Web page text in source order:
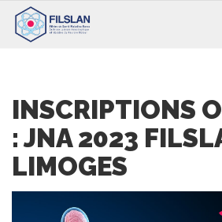
INSCRIPTIONS
: JNA 2023
LIMOGES